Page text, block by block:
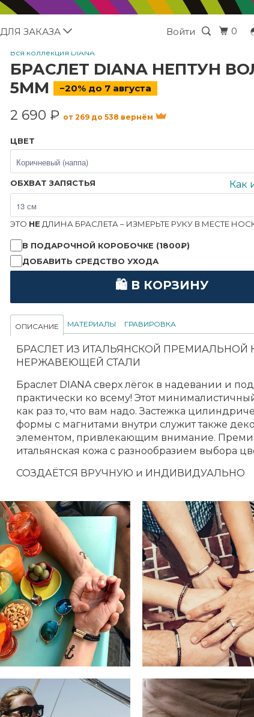
Войти 0
ДЛЯ ЗАКАЗА
Вся коллекция DIANA
БРАСЛЕТ DIANA НЕПТУН
5ММ
−20% до 7 августа
2 690 ₽ от 269 до 538 вернём
ЦВЕТ
Как
ОБХВАТ ЗАПЯСТЬЯ
ЭТО НЕ ДЛИНА БРАСЛЕТА – ИЗМЕРЬТЕ РУКУ В МЕСТЕ
В ПОДАРОЧНОЙ КОРОБОЧКЕ (1800₽)
ДОБАВИТЬ СРЕДСТВО УХОДА
🛍 В КОРЗИНУ
ОПИСАНИЕ МАТЕРИАЛЫ ГРАВИРОВКА
БРАСЛЕТ ИЗ ИТАЛЬЯНСКОЙ ПРЕМИАЛЬНОЙ
НЕРЖАВЕЮЩЕЙ СТАЛИ
Браслет DIANA сверх лёгок в надевании и
практически ко всему! Этот
как раз то, что вам надо. Застежка
формы с магнитами внутри служит также
элементом, привлекающим внимание.
итальянская кожа с разнообразием выбора
СОЗДАЁТСЯ ВРУЧНУЮ и ИНДИВИДУАЛЬНО